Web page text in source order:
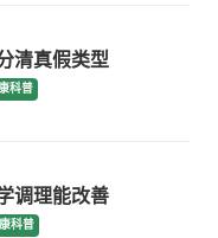
清真假类型
科普
调理能改善
科普